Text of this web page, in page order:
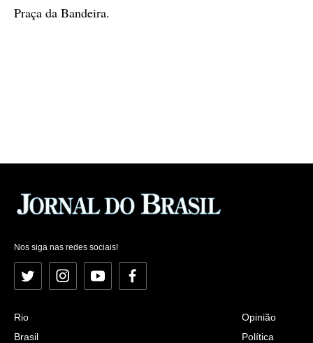
Praça da Bandeira.
Nos siga nas redes sociais!
Twitter InstagramYouTubeFacebook
Rio
Brasil
Opinião
Política